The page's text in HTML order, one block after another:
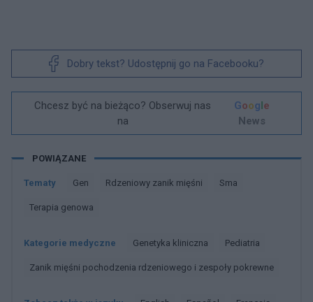
Dobry tekst? Udostępnij go na Facebooku?
Chcesz być na bieżąco? Obserwuj nas
na
Google
News
POWIĄZANE
Tematy Gen Rdzeniowy zanik mięśni Sma
Terapia genowa
Kategorie medyczne Genetyka kliniczna Pediatria
Zanik mięśni pochodzenia rdzeniowego i zespoły pokrewne